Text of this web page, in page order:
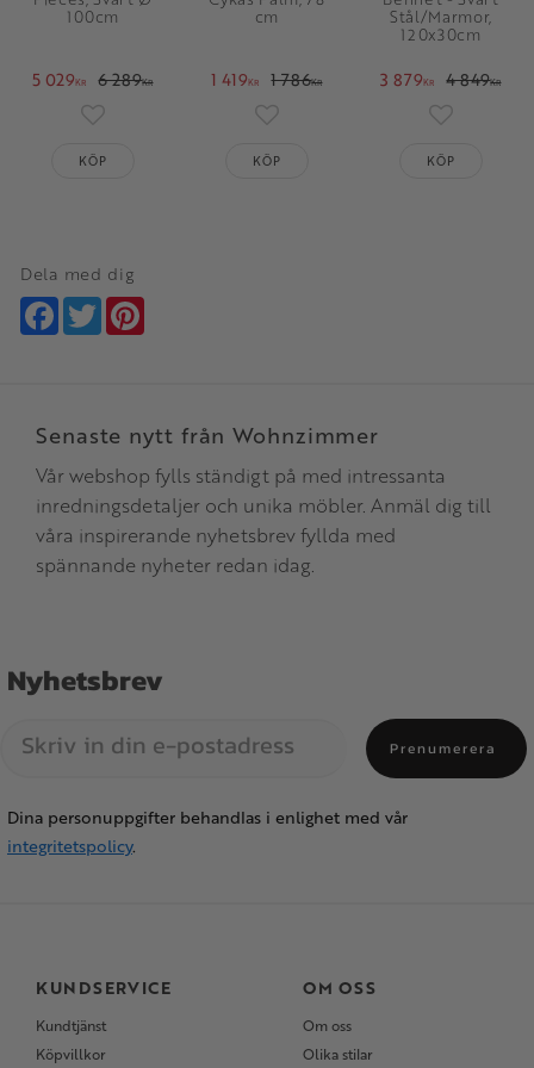
100cm
5 029KR 6 289KR
KÖP
cm
1 419KR 1 786KR
KÖP
Stål/Marmor,
120x30cm
3 879KR 4 849KR
KÖP
Dela med dig
Facebook
Twitter
Senaste nytt från Wohnzimmer
Vår webshop fylls ständigt på med intressanta
inredningsdetaljer och unika möbler. Anmäl dig till
våra inspirerande nyhetsbrev fyllda med
spännande nyheter redan idag.
Nyhetsbrev
Prenumerera
Dina personuppgifter behandlas i enlighet med vår
integritetspolicy.
KUNDSERVICE
Kundtjänst
Köpvillkor
OM OSS
Om oss
Olika stilar